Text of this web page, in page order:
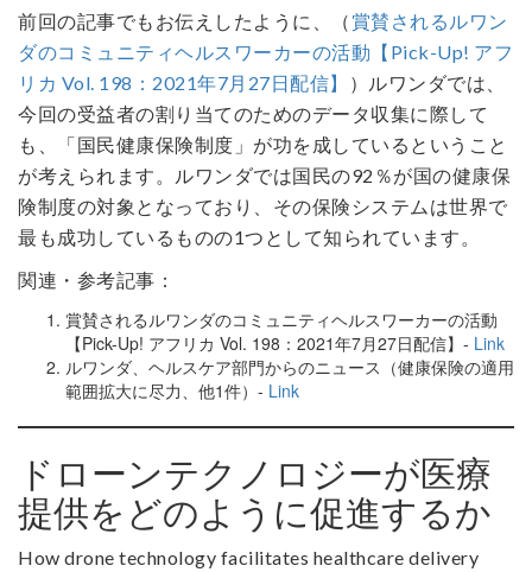
前回の記事でもお伝えしたように、（ 賞賛されるルワン
ダのコミュニティヘルスワーカーの活動【Pick-Up! アフ
リカ Vol. 198：2021年7月27日配信】
）ルワンダでは、
今回の受益者の割り当てのためのデータ収集に際して
も、「国民健康保険制度」が功を成しているということ
が考えられます。ルワンダでは国民の92％が国の健康保
険制度の対象となっており、その保険システムは世界で
最も成功しているものの1つとして知られています。
関連・参考記事：
賞賛されるルワンダのコミュニティヘルスワーカーの活動
【Pick-Up! アフリカ Vol. 198：2021年7月27日配信】- Link
ルワンダ、ヘルスケア部門からのニュース（健康保険の適用
範囲拡大に尽力、他1件）- Link
ドローンテクノロジーが医療
提供をどのように促進するか
How drone technology facilitates healthcare delivery